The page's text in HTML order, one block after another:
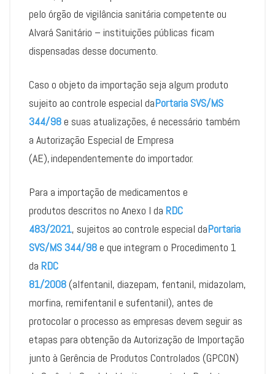
pelo órgão de vigilância sanitária competente ou
Alvará Sanitário – instituições públicas ficam
dispensadas desse documento.
Caso o objeto da importação seja algum produto
sujeito ao controle especial daPortaria SVS/MS
344/98e suas atualizações, é necessário também
a Autorização Especial de Empresa
(AE), independentemente do importador.
Para a importação de medicamentos e
produtos descritos no Anexo I da RDC
483/2021, sujeitos ao controle especial daPortaria
SVS/MS 344/98e que integram o Procedimento 1
da RDC
81/2008 (alfentanil, diazepam, fentanil, midazolam,
morfina, remifentanil e sufentanil), antes de
protocolar o processo as empresas devem seguir as
etapas para obtenção da Autorização de Importação
junto à Gerência de Produtos Controlados (GPCON)